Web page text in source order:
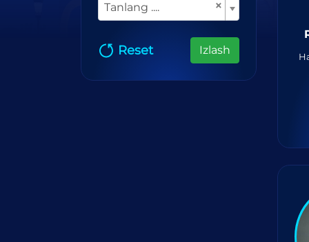
×
Tanlang ....
Reset Izlash